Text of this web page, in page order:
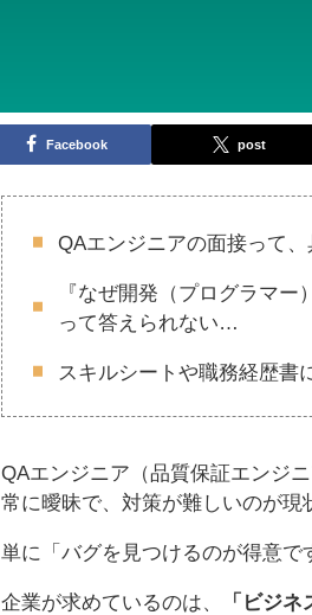
Facebook post
QAエンジニアの面接って
『なぜ開発（プログラマ
って答えられない…
スキルシートや職務経歴書
QAエンジニア（品質保証エンジ
常に曖昧で、対策が難しいのが現
単に「バグを見つけるのが得意で
企業が求めているのは、 「ビジ